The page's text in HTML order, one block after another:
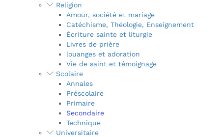
Religion
Amour, société et mariage
Catéchisme, Théologie, Enseignement
Écriture sainte et liturgie
Livres de prière
louanges et adoration
Vie de saint et témoignage
Scolaire
Annales
Préscolaire
Primaire
Secondaire
Technique
Universitaire